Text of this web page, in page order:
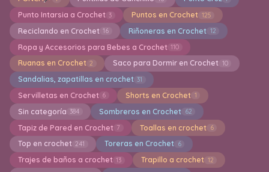
Punto Intarsia a Crochet 3 Puntos en Crochet 125
Reciclando en Crochet 16 Riñoneras en Crochet 12
Ropa y Accesorios para Bebes a Crochet 110
Ruanas en Crochet 2 Saco para Dormir en Crochet 10
Sandalias, zapatillas en crochet 31
Servilletas en Crochet 6 Shorts en Crochet 1
Sin categoría 384 Sombreros en Crochet 62
Tapiz de Pared en Crochet 7 Toallas en crochet 6
Top en crochet 241 Toreras en Crochet 6
Trajes de baños a crochet 13 Trapillo a crochet 12